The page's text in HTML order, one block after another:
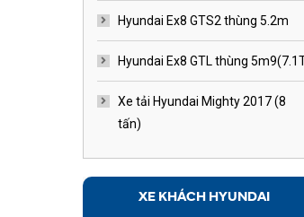
Hyundai Ex8 GTS2 thùng 5.2m
Hyundai Ex8 GTL thùng
Xe tải Hyundai Mighty 2017 (8
tấn)
XE KHÁCH HYUNDAI